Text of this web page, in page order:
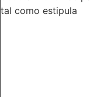
tal como estipula